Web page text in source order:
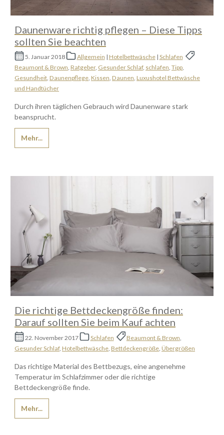
Daunenware richtig pflegen – Diese Tipps
sollten Sie beachten
5. Januar 2018 Allgemein | Hotelbettwäsche| Schlafen
Beaumont & Brown, Ratgeber, Gesunder Schlaf, schlafen, Tipp,
Gesundheit, Daunenpflege, Kissen, Daunen, Luxushotel Bettwäsche
und Handtücher
Durch ihren täglichen Gebrauch wird Daunenware stark
beansprucht.
Mehr...
Die richtige Bettdeckengröße finden:
Darauf sollten Sie beim Kauf achten
22. November 2017 Schlafen Beaumont & Brown
Gesunder Schlaf, Hotelbettwäsche Bettdeckengröße Übergrößen
Das richtige Material des Bettbezugs, eine angenehme
Temperatur im Schlafzimmer oder die richtige
Bettdeckengröße finde.
Mehr...